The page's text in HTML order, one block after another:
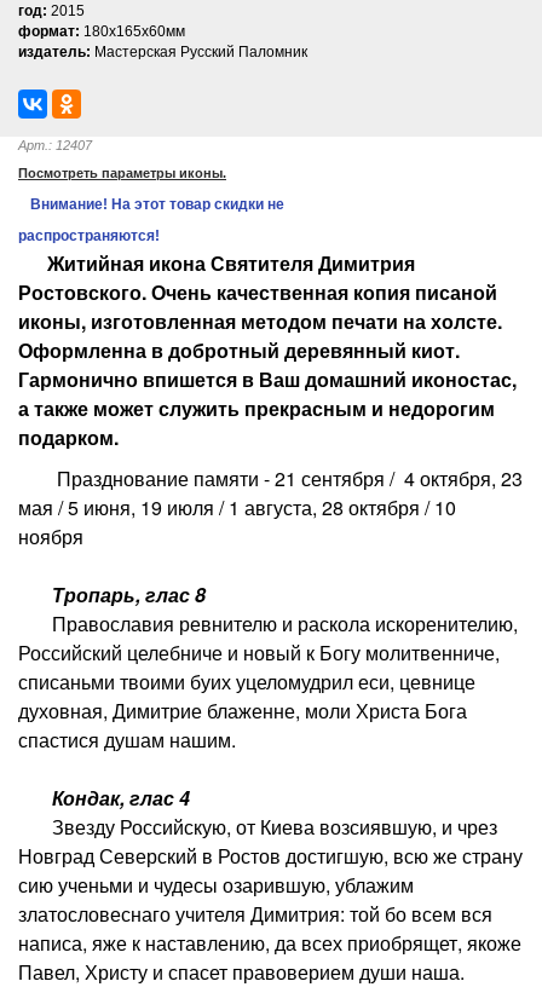
год: 2015
формат: 180x165x60мм
издатель: Мастерская Русский Паломник
Арт.: 12407
Посмотреть параметры иконы.
Внимание! На этот товар скидки не
распространяются!
Житийная икона Святителя Димитрия
Ростовского. Очень качественная копия писаной
иконы, изготовленная методом печати на холсте.
Оформленна в добротный деревянный киот.
Гармонично впишется в Ваш домашний иконостас,
а также может служить прекрасным и недорогим
подарком.
Празднование памяти - 21 сентября / 4 октября, 23
мая / 5 июня, 19 июля / 1 августа, 28 октября / 10
ноября
Тропарь, глас 8
Православия ревнителю и раскола искоренителию,
Российский целебниче и новый к Богу молитвенниче,
списаньми твоими буих уцеломудрил еси, цевнице
духовная, Димитрие блаженне, моли Христа Бога
спастися душам нашим.
Кондак, глас 4
Звезду Российскую, от Киева возсиявшую, и чрез
Новград Северский в Ростов достигшую, всю же страну
сию ученьми и чудесы озарившую, ублажим
златословеснаго учителя Димитрия: той бо всем вся
написа, яже к наставлению, да всех приобрящет, якоже
Павел, Христу и спасет правоверием души наша.